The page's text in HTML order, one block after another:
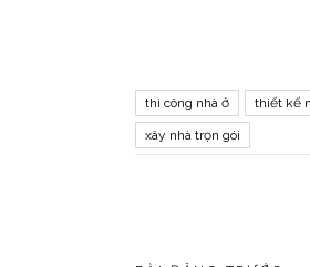
thi công nhà ở thiết kế
xây nhà trọn gói